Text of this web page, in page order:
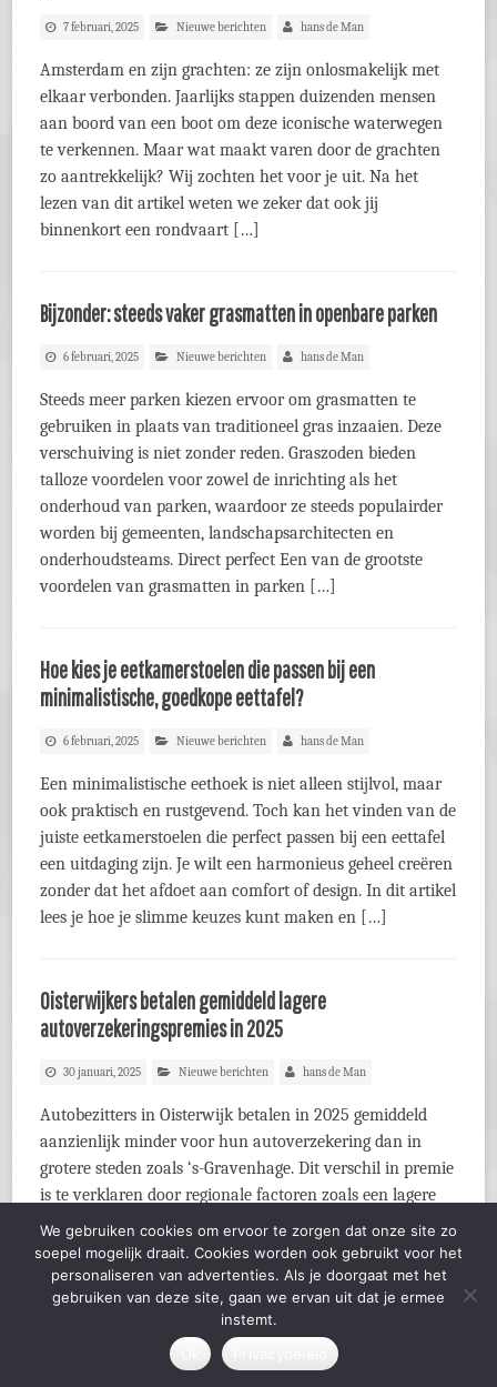
7 februari, 2025 Nieuwe berichten hans de Man
Amsterdam en zijn grachten: ze zijn onlosmakelijk met
elkaar verbonden. Jaarlijks stappen duizenden mensen
aan boord van een boot om deze iconische waterwegen
te verkennen. Maar wat maakt varen door de grachten
zo aantrekkelijk? Wij zochten het voor je uit. Na het
lezen van dit artikel weten we zeker dat ook jij
binnenkort een rondvaart […]
Bijzonder: steeds vaker grasmatten in openbare parken
6 februari, 2025 Nieuwe berichten hans de Man
Steeds meer parken kiezen ervoor om grasmatten te
gebruiken in plaats van traditioneel gras inzaaien. Deze
verschuiving is niet zonder reden. Graszoden bieden
talloze voordelen voor zowel de inrichting als het
onderhoud van parken, waardoor ze steeds populairder
worden bij gemeenten, landschapsarchitecten en
onderhoudsteams. Direct perfect Een van de grootste
voordelen van grasmatten in parken […]
Hoe kies je eetkamerstoelen die passen bij een
minimalistische, goedkope eettafel?
6 februari, 2025 Nieuwe berichten hans de Man
Een minimalistische eethoek is niet alleen stijlvol, maar
ook praktisch en rustgevend. Toch kan het vinden van de
juiste eetkamerstoelen die perfect passen bij een eettafel
een uitdaging zijn. Je wilt een harmonieus geheel creëren
zonder dat het afdoet aan comfort of design. In dit artikel
lees je hoe je slimme keuzes kunt maken en […]
Oisterwijkers betalen gemiddeld lagere
autoverzekeringspremies in 2025
30 januari, 2025 Nieuwe berichten hans de Man
Autobezitters in Oisterwijk betalen in 2025 gemiddeld
aanzienlijk minder voor hun autoverzekering dan in
grotere steden zoals ‘s-Gravenhage. Dit verschil in premie
is te verklaren door regionale factoren zoals een lagere
kans op diefstal, inbraak en schade. Verschillen per
gemeente Autoverzekering.nl constateert dat
autobezitters in grotere steden vaak een hogere premie
betalen voor hun autoverzekering. […]
We gebruiken cookies om ervoor te zorgen dat onze site zo
soepel mogelijk draait. Cookies worden ook gebruikt voor het
personaliseren van advertenties. Als je doorgaat met het
gebruiken van deze site, gaan we ervan uit dat je ermee
instemt.